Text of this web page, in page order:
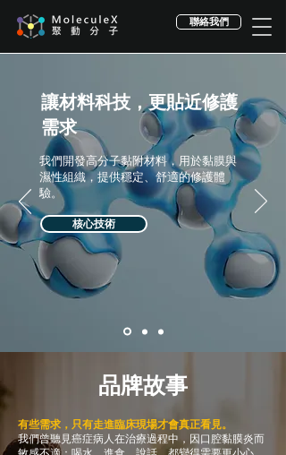
聯絡我們
讓材料科技，更貼近修護
需求
我們開發高分子黏附材料，用於黏膜與
濕性組織，提供穩定、舒適的修護體
驗。
核心技術
品牌故事
有些需求，只有走進臨床現場才會真正看見。
我們曾聽見癌症病人在治療過程中，因口腔黏膜炎而
敏感不適：喝水、進食、說話，都變得需要更小心。